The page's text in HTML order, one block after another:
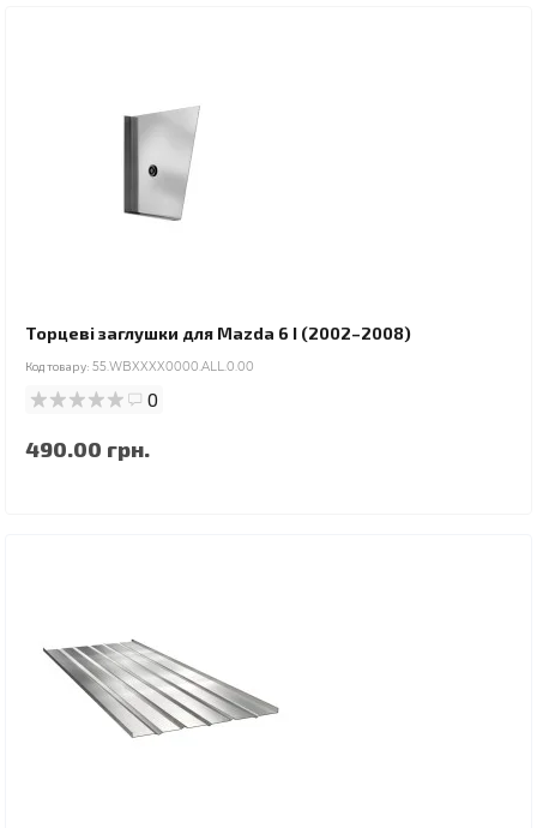
Торцеві заглушки для Mazda 6 I (2002–2008)
Код товару: 55.WBXXXX0000.ALL.0.00
0
490.00 грн.